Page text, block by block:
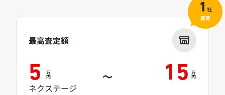
最高査定額
5 万
円 ～ 15 万
円
ネクステージ
1 社
査定